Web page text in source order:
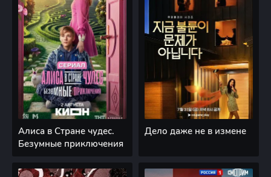
Алиса в Стране чудес.
Безумные приключения
Дело даже не в измене